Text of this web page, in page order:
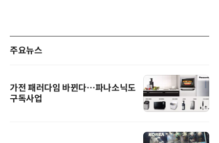
주요뉴스
가전 패러다임 바뀐다…파나소닉도
구독사업